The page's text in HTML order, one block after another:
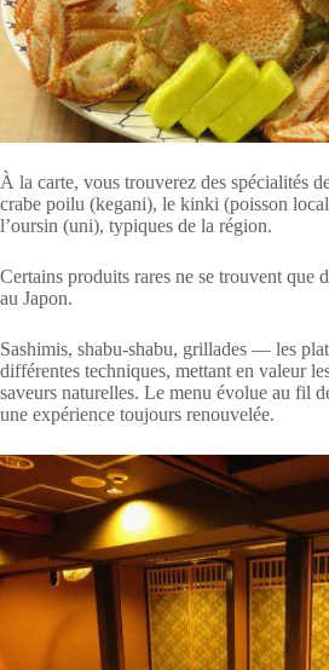
À la carte, vous trouverez des spécialités
crabe poilu (kegani), le kinki (poisson
l’oursin (uni), typiques de la région.
Certains produits rares ne se trouvent que
au Japon.
Sashimis, shabu-shabu, grillades — les
différentes techniques, mettant en valeur
saveurs naturelles. Le menu évolue au fil
une expérience toujours renouvelée.